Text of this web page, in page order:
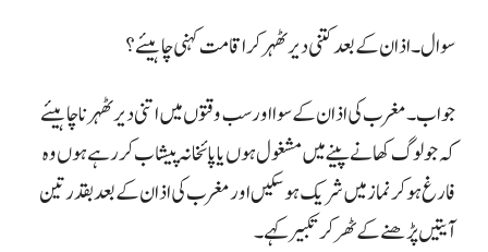
سوال۔ اذان کے بعد کتنی دیر ٹھہر کر اقامت کہنی چاہیئے؟
جواب۔ مغرب کی اذان کے سوا اور سب وقتوں میں اتنی دیر ٹھہرنا چاہیئے
کہ جولوگکھانے پینے میں مشغول ہوں یا پائخانہ پیشاب کر رہے ہوں وہ
فارغ ہو کر نماز میں شریک ہو سکیں اور مغرب کی اذان کے بعد بقدر تین
آیتیں پڑھنے کے ٹھر کر تکبیر کہے۔